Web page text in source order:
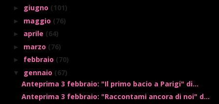
► giugno (101)
► maggio (76)
► aprile (64)
► marzo (76)
► febbraio (70)
▼ gennaio (67)
Anteprima 3 febbraio: "Il primo bacio a Parigi" di...
Anteprima 3 febbraio: "Raccontami ancora di noi" d...